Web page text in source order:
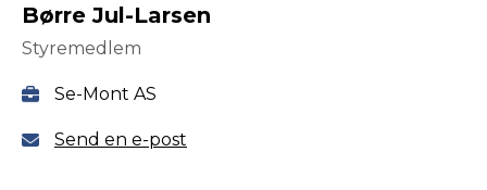
Børre Jul-Larsen
Styremedlem
Se-Mont AS
Send en e-post